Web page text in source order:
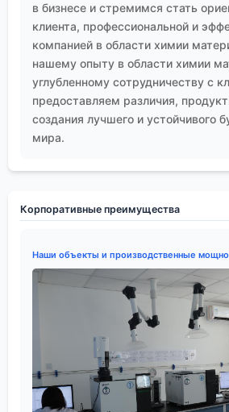
в бизнесе и стремимся стать
клиента, профессиональной и
компанией в области химии
нашему опыту в области химии
углубленному сотрудничеству с
предоставляем различия,
создания лучшего и устойчивого
мира.
Корпоративные преимущества
Наши объекты и производственные